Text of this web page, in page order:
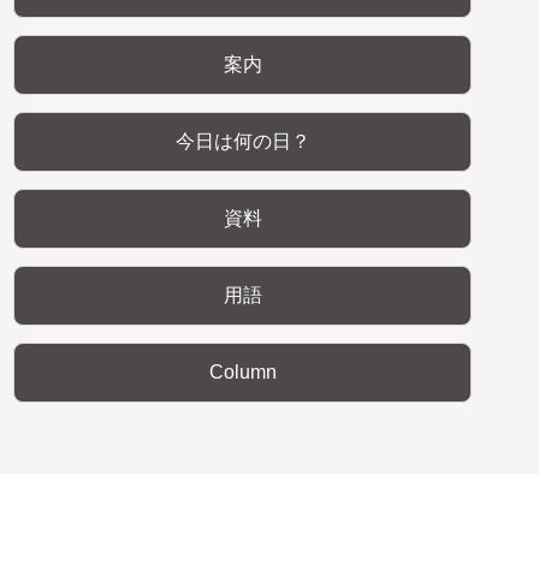
案内
今日は何の日？
資料
用語
Column